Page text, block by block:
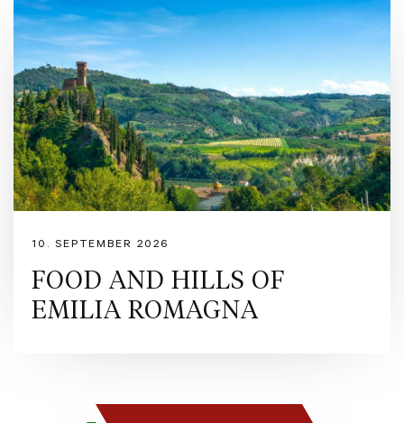
Personalization Pack
Smartphone connection
JBL Premium Sound System
Surround View (360 graders kamera)
Trådløs lading av tlf
10. SEPTEMBER 2026
FOOD AND HILLS OF
EMILIA ROMAGNA